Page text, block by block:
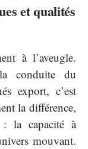
et qualités
à l’aveugle.
conduite du
export, c’est
la différence,
: la capacité à
mouvant.